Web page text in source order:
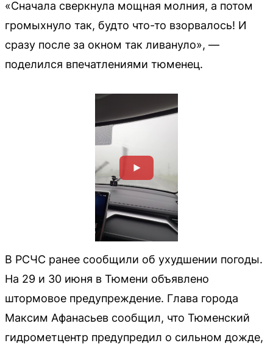
«Сначала сверкнула мощная молния, а потом
громыхнуло так, будто что-то взорвалось! И
сразу после за окном так ливануло», —
поделился впечатлениями тюменец.
В РСЧС ранее сообщили об ухудшении погоды.
На 29 и 30 июня в Тюмени объявлено
штормовое предупреждение. Глава города
Максим Афанасьев сообщил, что Тюменский
гидрометцентр предупредил о сильном дожде,